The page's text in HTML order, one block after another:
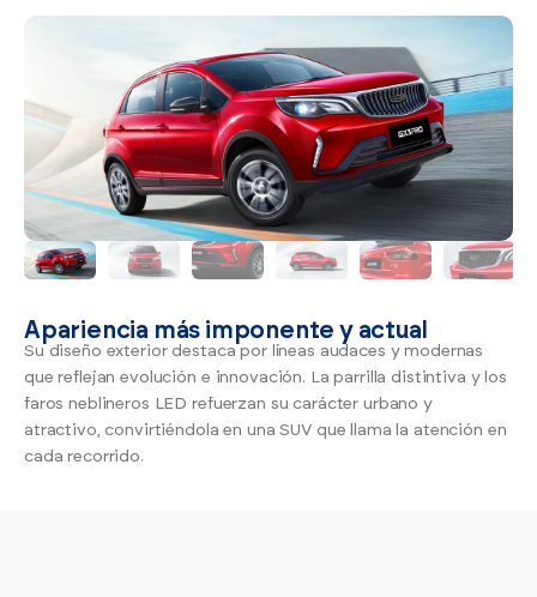
Apariencia más imponente y actual
Su diseño exterior destaca por líneas audaces y modernas
que reflejan evolución e innovación. La parrilla distintiva y los
faros neblineros LED refuerzan su carácter urbano y
atractivo, convirtiéndola en una SUV que llama la atención en
cada recorrido.